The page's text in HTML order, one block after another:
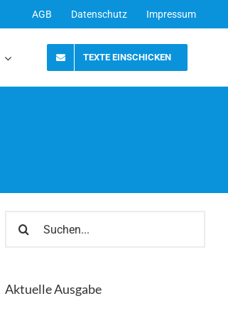
AGB Datenschutz Impressum
TEXTE EINSCHICKEN
nach:
Aktuelle Ausgabe